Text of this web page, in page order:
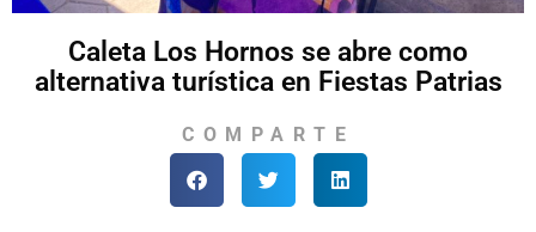
Caleta Los Hornos se abre como
alternativa turística en Fiestas Patrias
COMPARTE